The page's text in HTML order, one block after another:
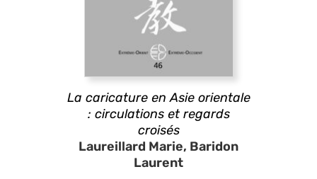
La caricature en Asie orientale
: circulations et regards
croisés
Laureillard Marie, Baridon
Laurent